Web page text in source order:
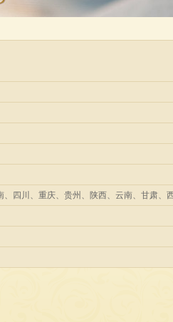
四川、重庆、贵州、陕西、云南、甘肃、